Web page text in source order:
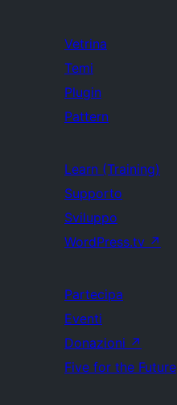
Vetrina
Temi
Plugin
Pattern
Learn (Training)
Supporto
Sviluppo
WordPress.tv ↗
Partecipa
Eventi
Donazioni ↗
Five for the Future